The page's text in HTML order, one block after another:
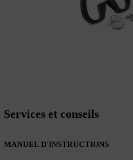
Services et conseils
MANUEL D'INSTRUCTIONS